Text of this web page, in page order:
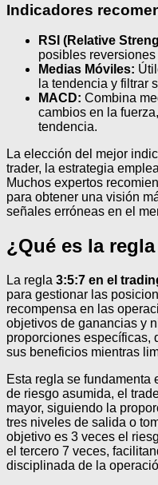
Indicadores
RSI (Relative
posibles
Medias Móviles:
la tendencia y filtrar
MACD: Combina
cambios en la
tendencia.
La elección del mejor
trader, la estrategia
Muchos expertos
para obtener una visión
señales erróneas en el
¿Qué es la
La regla 3:5:7 en el
para gestionar las
recompensa en las
objetivos de ganancias y
proporciones específicas,
sus beneficios mientras
Esta regla se fundamenta
de riesgo asumida, el
mayor, siguiendo la
tres niveles de salida o
objetivo es 3 veces el
el tercero 7 veces,
disciplinada de la